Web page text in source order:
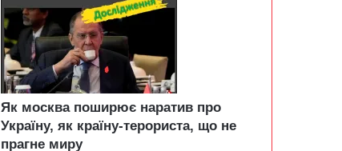
Як москва поширює наратив про
Україну, як країну-терориста, що не
прагне миру